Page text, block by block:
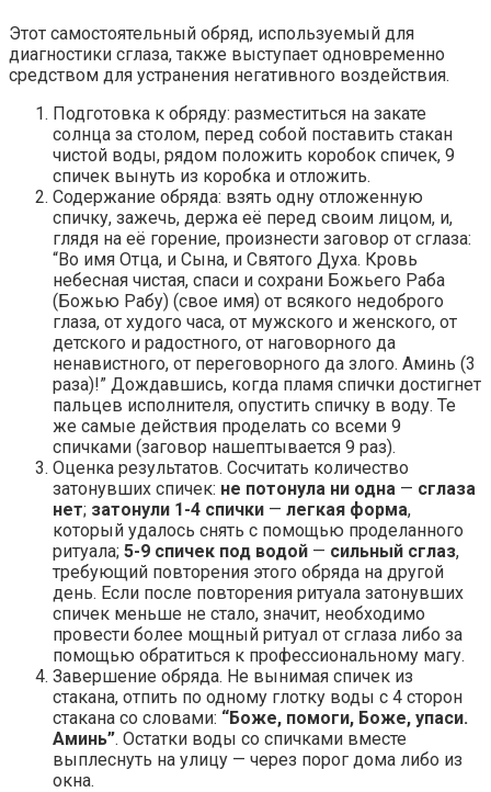
Этот самостоятельный обряд, используемый для
диагностики сглаза, также выступает одновременно
средством для устранения негативного воздействия.
Подготовка к обряду: разместиться на закате
солнца за столом, перед собой поставить стакан
чистой воды, рядом положить коробок спичек, 9
спичек вынуть из коробка и отложить.
Содержание обряда: взять одну отложенную
спичку, зажечь, держа её перед своим лицом, и,
глядя на её горение, произнести заговор от сглаза:
“Во имя Отца, и Сына, и Святого Духа. Кровь
небесная чистая, спаси и сохрани Божьего Раба
(Божью Рабу) (свое имя) от всякого недоброго
глаза, от худого часа, от мужского и женского, от
детского и радостного, от наговорного да
ненавистного, от переговорного да злого. Аминь (3
раза)!” Дождавшись, когда пламя спички достигнет
пальцев исполнителя, опустить спичку в воду. Те
же самые действия проделать со всеми 9
спичками (заговор нашептывается 9 раз).
Оценка результатов. Сосчитать количество
затонувших спичек: не потонула ни одна — сглаза
нет; затонули 1-4 спички — легкая форма,
который удалось снять с помощью проделанного
ритуала; 5-9 спичек под водой — сильный сглаз,
требующий повторения этого обряда на другой
день. Если после повторения ритуала затонувших
спичек меньше не стало, значит, необходимо
провести более мощный ритуал от сглаза либо за
помощью обратиться к профессиональному магу.
Завершение обряда. Не вынимая спичек из
стакана, отпить по одному глотку воды с 4 сторон
стакана со словами: “Боже, помоги, Боже, упаси.
Аминь”. Остатки воды со спичками вместе
выплеснуть на улицу — через порог дома либо из
окна.